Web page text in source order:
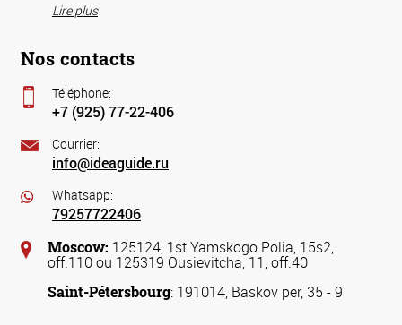
Lire plus
Nos contacts
Téléphone:
+7 (925) 77-22-406
Courrier:
info@ideaguide.ru
Whatsapp:
79257722406
Moscow: 125124, 1st Yamskogo Polia, 15s2,
off.110 ou 125319 Ousievitcha, 11, off.40
Saint-Pétersbourg: 191014, Baskov per, 35 - 9